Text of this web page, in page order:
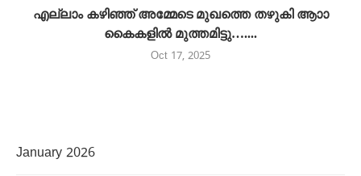
എല്ലാം കഴിഞ്ഞ് അമ്മേടെ മുഖത്തെ തഴുകി ആാാ
കൈകളിൽ മുത്തമിട്ടു…....
Oct 17, 2025
January 2026